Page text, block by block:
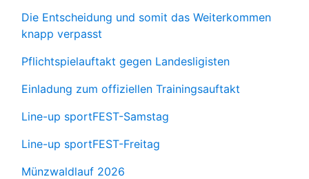
Die Entscheidung und somit das Weiterkommen
knapp verpasst
Pflichtspielauftakt gegen Landesligisten
Einladung zum offiziellen Trainingsauftakt
Line-up sportFEST-Samstag
Line-up sportFEST-Freitag
Münzwaldlauf 2026